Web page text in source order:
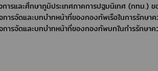
ารและศึกษาภูมิประเทศภาคการปฐมนิเทศ (กทม.)
ารจัดและบทบำทหน้าที่ของกองทัพเรือในการรัก
การจัดและบทบำทหน้าที่ของกองทัพบกในกำรรักษ